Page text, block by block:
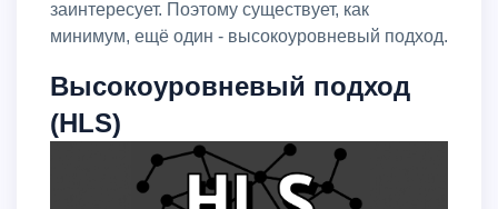
заинтересует. Поэтому существует, как
минимум, ещё один - высокоуровневый подход.
Высокоуровневый подход
(HLS)